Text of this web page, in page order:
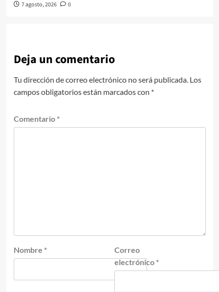
7 agosto, 2026 0
Deja un comentario
Tu dirección de correo electrónico no será publicada. Los
campos obligatorios están marcados con *
Comentario *
Nombre *
Correo
electrónico *